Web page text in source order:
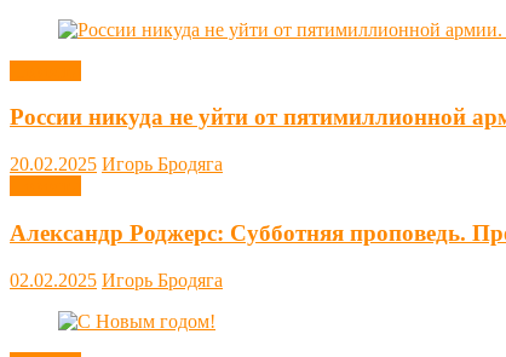
России никуда не уйти от пятимиллионной
20.02.2025 Игорь Бродяга
Александр Роджерс: Субботняя проповедь.
02.02.2025 Игорь Бродяга